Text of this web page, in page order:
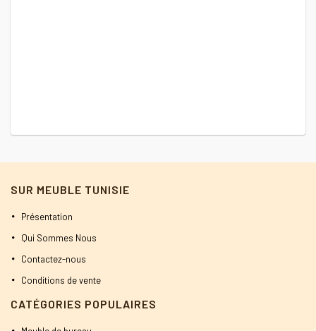
SUR MEUBLE TUNISIE
Présentation
Qui Sommes Nous
Contactez-nous
Conditions de vente
CATÉGORIES POPULAIRES